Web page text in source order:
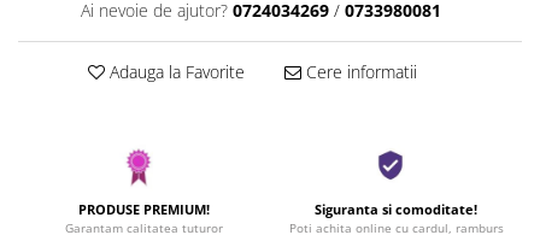
Ai nevoie de ajutor? 0724034269 / 0733980081
Adauga la Favorite Cere informatii
PRODUSE PREMIUM!
Garantam calitatea tuturor
Siguranta si comoditate!
Poti achita online cu cardul, ramburs